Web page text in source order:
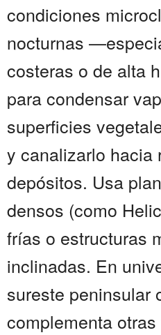
condiciones
nocturnas
costeras o de alta
para condensar
superficies
y canalizarlo hacia
depósitos. Usa
densos (como
frías o estructuras
inclinadas. En
sureste peninsular
complementa